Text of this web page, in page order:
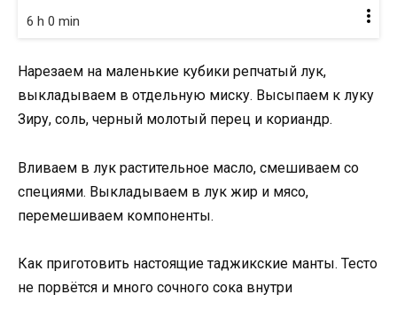
6 h 0 min
Нарезаем на маленькие кубики репчатый лук,
выкладываем в отдельную миску. Высыпаем к луку
Зиру, соль, черный молотый перец и кориандр.
Вливаем в лук растительное масло, смешиваем со
специями. Выкладываем в лук жир и мясо,
перемешиваем компоненты.
Как приготовить настоящие таджикские манты. Тесто
не порвётся и много сочного сока внутри